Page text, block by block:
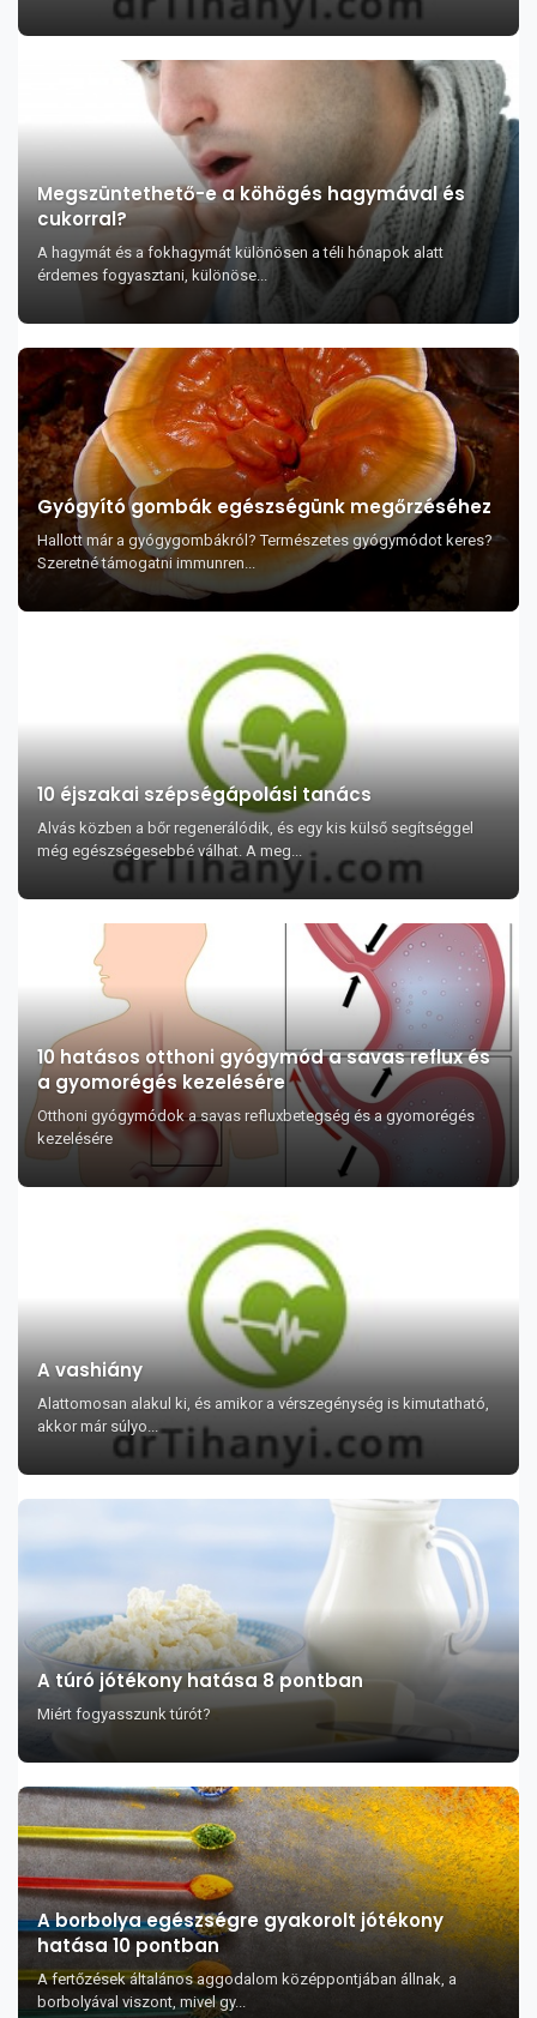
Megszüntethető-e a köhögés hagymával és
cukorral?
A hagymát és a fokhagymát különösen a téli hónapok alatt
érdemes fogyasztani, különöse...
Gyógyító gombák egészségünk megőrzéséhez
Hallott már a gyógygombákról? Természetes gyógymódot keres?
Szeretné támogatni immunren...
10 éjszakai szépségápolási tanács
Alvás közben a bőr regenerálódik, és egy kis külső segítséggel
még egészségesebbé válhat. A meg...
10 hatásos otthoni gyógymód a savas reflux és
a gyomorégés kezelésére
Otthoni gyógymódok a savas refluxbetegség és a gyomorégés
kezelésére
A vashiány
Alattomosan alakul ki, és amikor a vérszegénység is kimutatható,
akkor már súlyo...
A túró jótékony hatása 8 pontban
Miért fogyasszunk túrót?
A borbolya egészségre gyakorolt jótékony
hatása 10 pontban
A fertőzések általános aggodalom középpontjában állnak, a
borbolyával viszont, mivel gy...